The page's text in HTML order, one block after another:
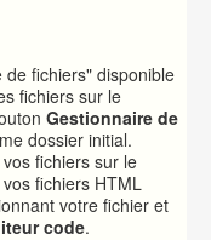
fichiers" disponible
fichiers sur le
Gestionnaire de
dossier initial.
fichiers sur le
fichiers HTML
votre fichier et
code.